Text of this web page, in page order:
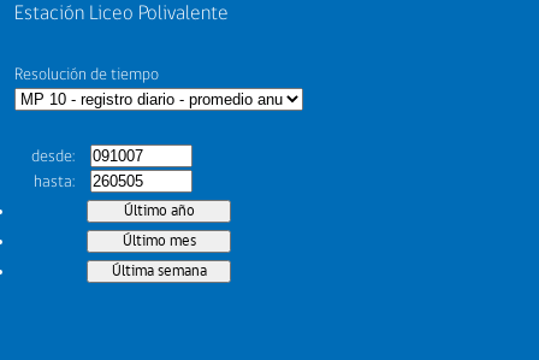
Estación Liceo Polivalente
Resolución de tiempo
desde
hasta